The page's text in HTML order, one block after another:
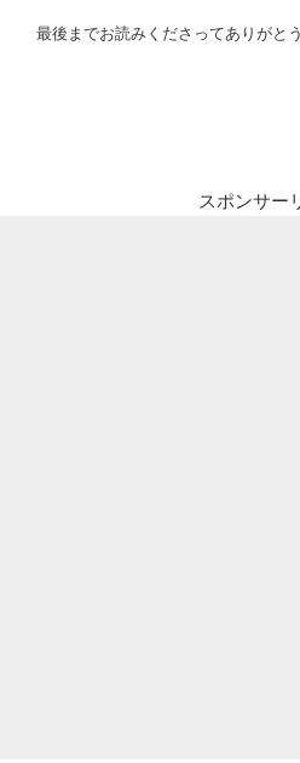
最後までお読みくださってありがと
スポンサー